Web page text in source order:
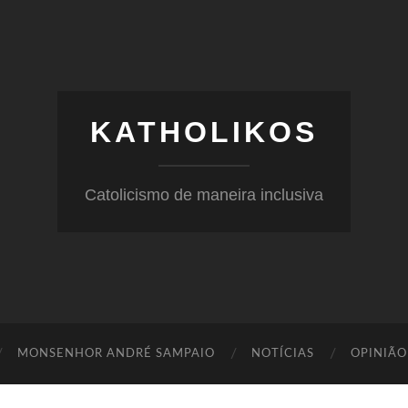
KATHOLIKOS
Catolicismo de maneira inclusiva
MONSENHOR ANDRÉ SAMPAIO NOTÍCIAS OPINIÃO